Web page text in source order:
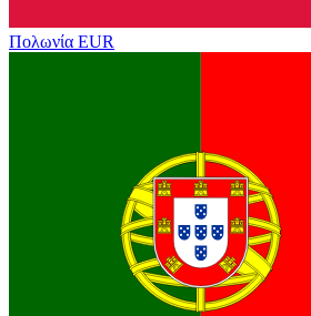
Πολωνία EUR